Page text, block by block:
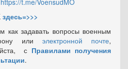
https://t.me/VoensudMO
здесь=>>>
как задавать вопросы военным
или электронной почте,
с Правилами получения
.